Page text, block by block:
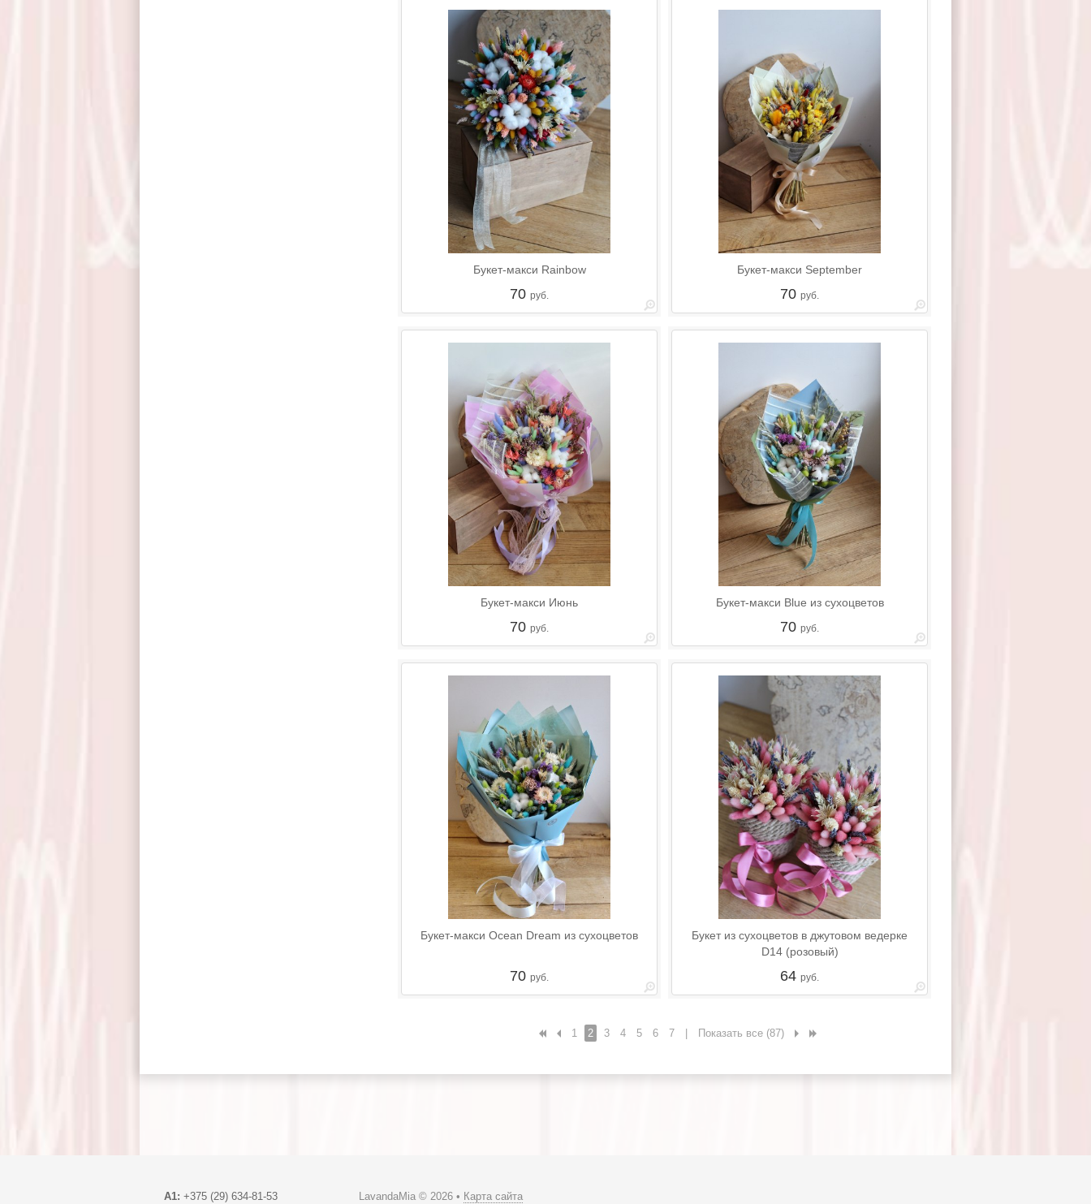
Букет-макси Rainbow
70 руб.
Букет-макси September
70 руб.
Букет-макси Июнь
70 руб.
Букет-макси Blue из сухоцветов
70 руб.
Букет-макси Ocean Dream из сухоцветов
70 руб.
Букет из сухоцветов в джутовом ведерке
D14 (розовый)
64 руб.
1 2 3 4 5 6 7 Показать все (87)
A1: +375 (29) 634-81-53 LavandaMia © 2026 • Карта сайта